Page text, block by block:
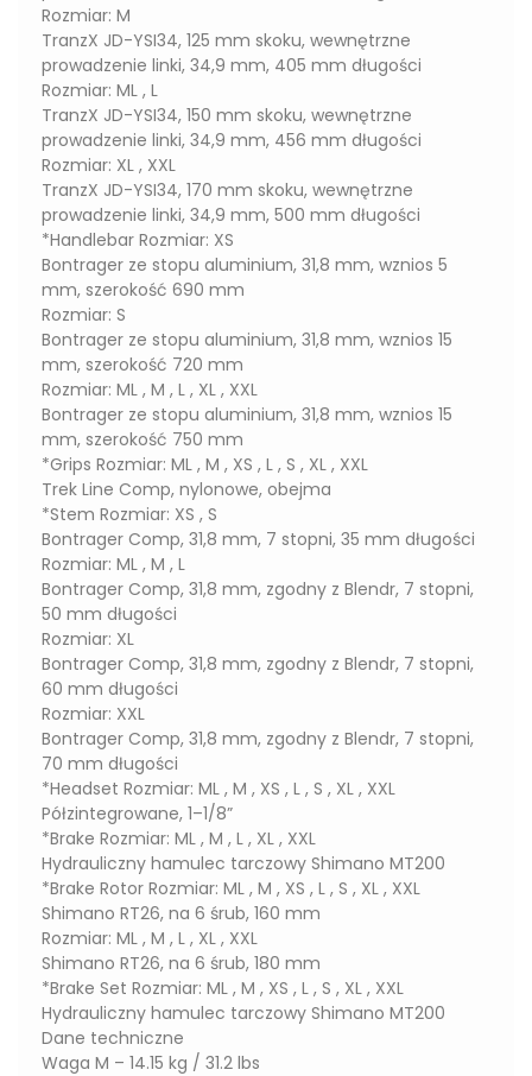
Rozmiar: M
TranzX JD-YSI34, 125 mm skoku, wewnętrzne
prowadzenie linki, 34,9 mm, 405 mm długości
Rozmiar: ML , L
TranzX JD-YSI34, 150 mm skoku, wewnętrzne
prowadzenie linki, 34,9 mm, 456 mm długości
Rozmiar: XL , XXL
TranzX JD-YSI34, 170 mm skoku, wewnętrzne
prowadzenie linki, 34,9 mm, 500 mm długości
*Handlebar Rozmiar: XS
Bontrager ze stopu aluminium, 31,8 mm, wznios 5
mm, szerokość 690 mm
Rozmiar: S
Bontrager ze stopu aluminium, 31,8 mm, wznios 15
mm, szerokość 720 mm
Rozmiar: ML , M , L , XL , XXL
Bontrager ze stopu aluminium, 31,8 mm, wznios 15
mm, szerokość 750 mm
*Grips Rozmiar: ML , M , XS , L , S , XL , XXL
Trek Line Comp, nylonowe, obejma
*Stem Rozmiar: XS , S
Bontrager Comp, 31,8 mm, 7 stopni, 35 mm długości
Rozmiar: ML , M , L
Bontrager Comp, 31,8 mm, zgodny z Blendr, 7 stopni,
50 mm długości
Rozmiar: XL
Bontrager Comp, 31,8 mm, zgodny z Blendr, 7 stopni,
60 mm długości
Rozmiar: XXL
Bontrager Comp, 31,8 mm, zgodny z Blendr, 7 stopni,
70 mm długości
*Headset Rozmiar: ML , M , XS , L , S , XL , XXL
Półzintegrowane, 1–1/8”
*Brake Rozmiar: ML , M , L , XL , XXL
Hydrauliczny hamulec tarczowy Shimano MT200
*Brake Rotor Rozmiar: ML , M , XS , L , S , XL , XXL
Shimano RT26, na 6 śrub, 160 mm
Rozmiar: ML , M , L , XL , XXL
Shimano RT26, na 6 śrub, 180 mm
*Brake Set Rozmiar: ML , M , XS , L , S , XL , XXL
Hydrauliczny hamulec tarczowy Shimano MT200
Dane techniczne
Waga M – 14.15 kg / 31.2 lbs